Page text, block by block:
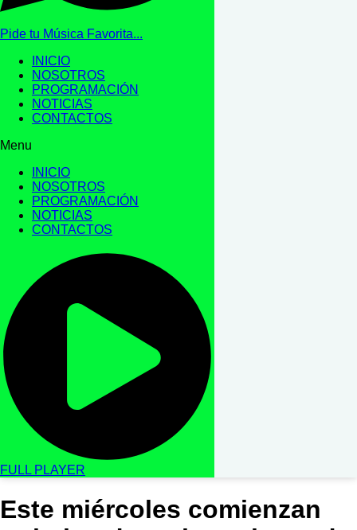
Pide tu Música Favorita...
INICIO
NOSOTROS
PROGRAMACIÓN
NOTICIAS
CONTACTOS
Menu
INICIO
NOSOTROS
PROGRAMACIÓN
NOTICIAS
CONTACTOS
FULL PLAYER
Este miércoles comienzan